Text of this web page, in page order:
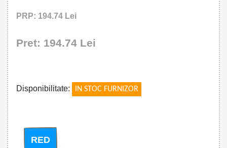
PRP: 194.74 Lei
Pret: 194.74 Lei
Disponibilitate: IN STOC FURNIZOR
RED